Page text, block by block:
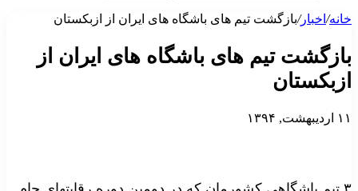
خانه/ اخبار/بازگشت تیم های باشگاه های ایران از ازبکستان
بازگشت تیم های باشگاه های ایران از
ازبکستان
۱۱ اردیبهشت, ۱۳۹۴